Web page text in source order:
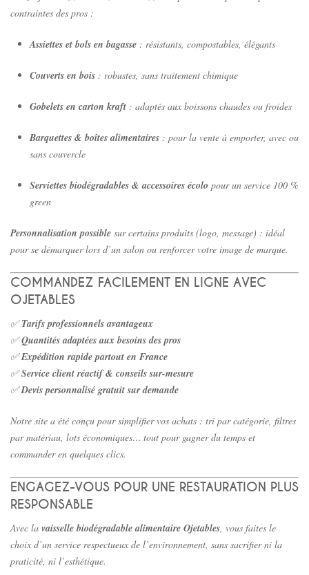
contraintes des pros :
Assiettes et bols en bagasse : résistants, compostables, élégants
Couverts en bois : robustes, sans traitement chimique
Gobelets en carton kraft : adaptés aux boissons chaudes ou froides
Barquettes & boîtes alimentaires : pour la vente à emporter, avec ou
sans couvercle
Serviettes biodégradables & accessoires écolo pour un service 100 %
green
Personnalisation possible sur certains produits (logo, message) : idéal
pour se démarquer lors d’un salon ou renforcer votre image de marque.
COMMANDEZ FACILEMENT EN LIGNE AVEC
OJETABLES
✅Tarifs professionnels avantageux
✅Quantités adaptées aux besoins des pros
✅Expédition rapide partout en France
✅Service client réactif & conseils sur-mesure
✅Devis personnalisé gratuit sur demande
Notre site a été conçu pour simplifier vos achats : tri par catégorie, filtres
par matériau, lots économiques… tout pour gagner du temps et
commander en quelques clics.
ENGAGEZ-VOUS POUR UNE RESTAURATION PLUS
RESPONSABLE
Avec la vaisselle biodégradable alimentaire Ojetables, vous faites le
choix d’un service respectueux de l’environnement, sans sacrifier ni la
praticité, ni l’esthétique.